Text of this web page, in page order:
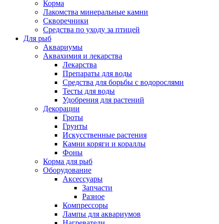
Корма
Лакомства минеральные камни
Скворечники
Средства по уходу за птицей
Для рыб
Аквариумы
Аквахимия и лекарства
Лекарства
Препараты для воды
Средства для борьбы с водорослями
Тесты для воды
Удобрения для растений
Декорации
Гроты
Грунты
Искусственные растения
Камни коряги и кораллы
Фоны
Корма для рыб
Оборудование
Аксессуары
Запчасти
Разное
Компрессоры
Лампы для аквариумов